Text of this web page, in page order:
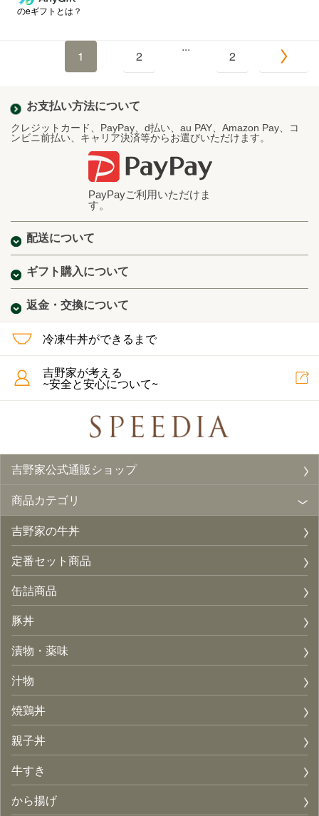
のeギフトとは？
1 2
...
2
お支払い方法について
クレジットカード、PayPay、d払い、au PAY、Amazon Pay、コ
ンビニ前払い、キャリア決済等からお選びいただけます。
PayPayご利用いただけま
す。
配送について
ギフト購入について
返金・交換について
冷凍牛丼ができるまで
吉野家が考える
~安全と安心について~
吉野家公式通販ショップ
商品カテゴリ
吉野家の牛丼
定番セット商品
缶詰商品
豚丼
漬物・薬味
汁物
焼鶏丼
親子丼
牛すき
から揚げ